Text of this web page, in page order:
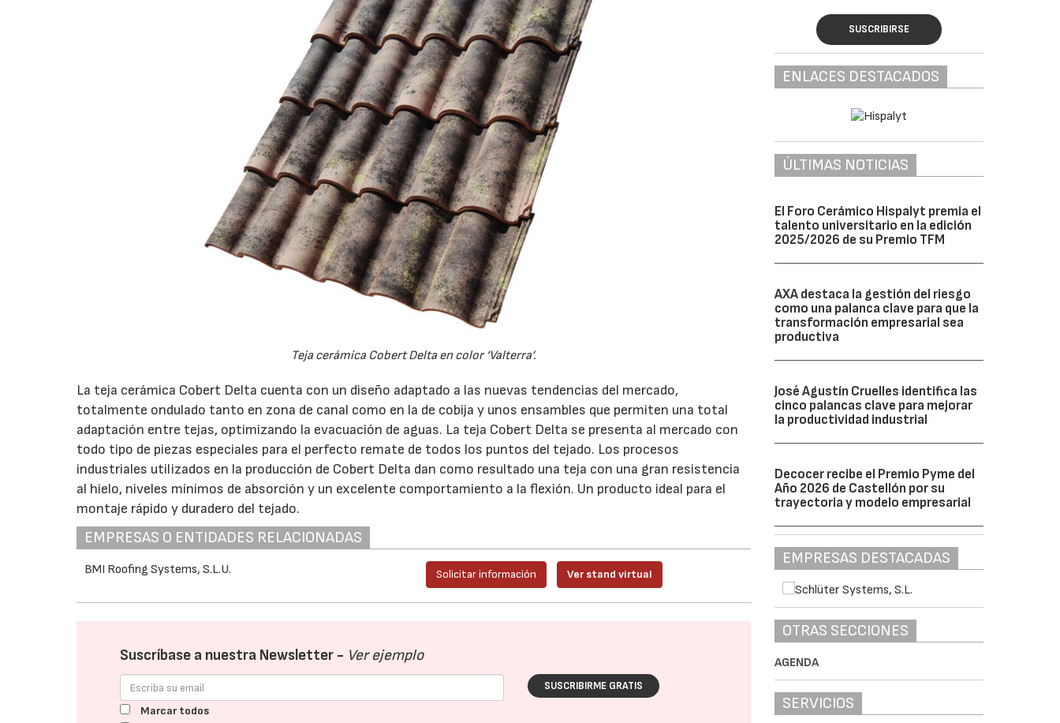
Teja cerámica Cobert Delta en color ‘Valterra’.
La teja cerámica Cobert Delta cuenta con un diseño adaptado a las nuevas tendencias del mercado,
totalmente ondulado tanto en zona de canal como en la de cobija y unos ensambles que permiten una total
adaptación entre tejas, optimizando la evacuación de aguas. La teja Cobert Delta se presenta al mercado con
todo tipo de piezas especiales para el perfecto remate de todos los puntos del tejado. Los procesos
industriales utilizados en la producción de Cobert Delta dan como resultado una teja con una gran resistencia
al hielo, niveles mínimos de absorción y un excelente comportamiento a la flexión. Un producto ideal para el
montaje rápido y duradero del tejado.
EMPRESAS O ENTIDADES RELACIONADAS
BMI Roofing Systems, S.L.U. Solicitar información Ver stand virtual
Suscríbase a nuestra Newsletter - Ver ejemplo
SUSCRIBIRME GRATIS
Marcar todos
SUSCRIBIRSE
ENLACES DESTACADOS
ÚLTIMAS NOTICIAS
El Foro Cerámico Hispalyt premia el
talento universitario en la edición
2025/2026 de su Premio TFM
AXA destaca la gestión del riesgo
como una palanca clave para que la
transformación empresarial sea
productiva
José Agustín Cruelles identifica las
cinco palancas clave para mejorar
la productividad industrial
Decocer recibe el Premio Pyme del
Año 2026 de Castellón por su
trayectoria y modelo empresarial
EMPRESAS DESTACADAS
OTRAS SECCIONES
AGENDA
SERVICIOS